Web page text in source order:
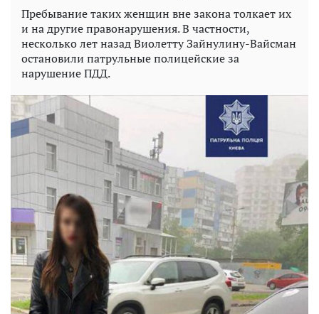
Пребывание таких женщин вне закона толкает их
и на другие правонарушения. В частности,
несколько лет назад Виолетту Зайнулину-Вайсман
остановили патрульные полицейские за
нарушение ПДД.